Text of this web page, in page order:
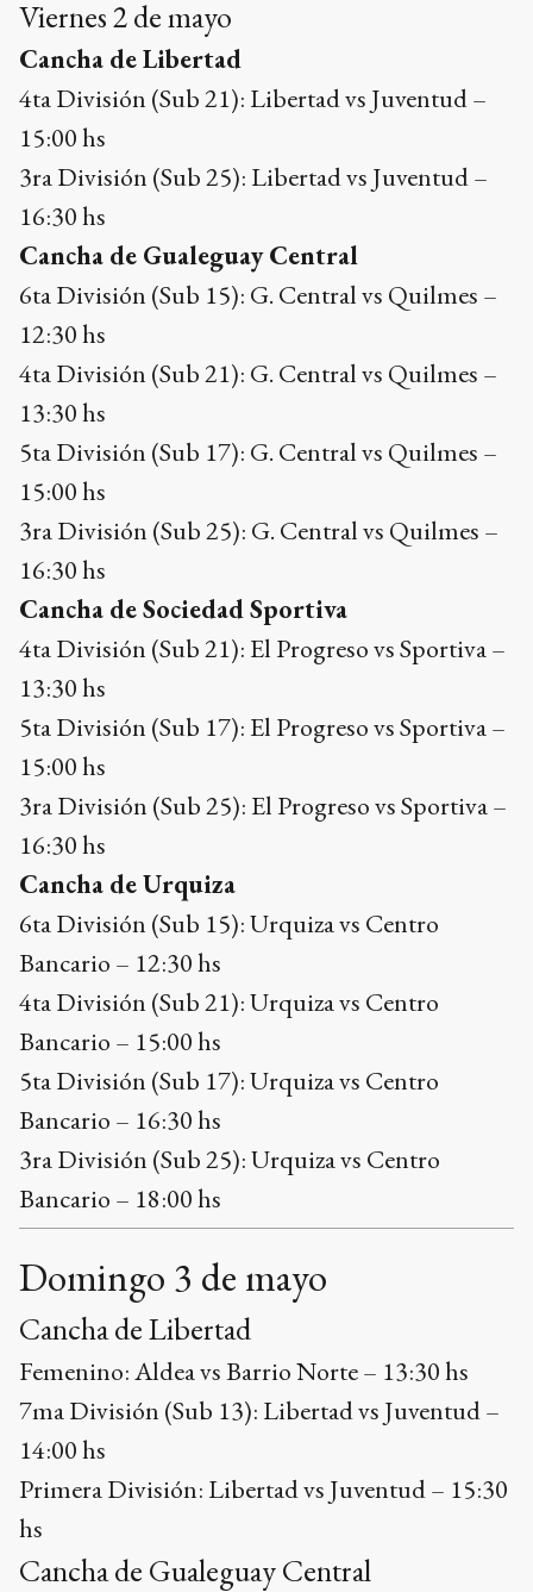
Viernes 2 de mayo
Cancha de Libertad
4ta División (Sub 21): Libertad vs Juventud –
15:00 hs
3ra División (Sub 25): Libertad vs Juventud –
16:30 hs
Cancha de Gualeguay Central
6ta División (Sub 15): G. Central vs Quilmes –
12:30 hs
4ta División (Sub 21): G. Central vs Quilmes –
13:30 hs
5ta División (Sub 17): G. Central vs Quilmes –
15:00 hs
3ra División (Sub 25): G. Central vs Quilmes –
16:30 hs
Cancha de Sociedad Sportiva
4ta División (Sub 21): El Progreso vs Sportiva –
13:30 hs
5ta División (Sub 17): El Progreso vs Sportiva –
15:00 hs
3ra División (Sub 25): El Progreso vs Sportiva –
16:30 hs
Cancha de Urquiza
6ta División (Sub 15): Urquiza vs Centro
Bancario – 12:30 hs
4ta División (Sub 21): Urquiza vs Centro
Bancario – 15:00 hs
5ta División (Sub 17): Urquiza vs Centro
Bancario – 16:30 hs
3ra División (Sub 25): Urquiza vs Centro
Bancario – 18:00 hs
Domingo 3 de mayo
Cancha de Libertad
Femenino: Aldea vs Barrio Norte – 13:30 hs
7ma División (Sub 13): Libertad vs Juventud –
14:00 hs
Primera División: Libertad vs Juventud – 15:30
hs
Cancha de Gualeguay Central